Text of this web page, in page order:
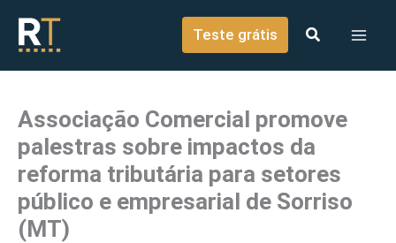
conteúdo
Teste grátis
Associação Comercial promove
palestras sobre impactos da
reforma tributária para setores
público e empresarial de Sorriso
(MT)